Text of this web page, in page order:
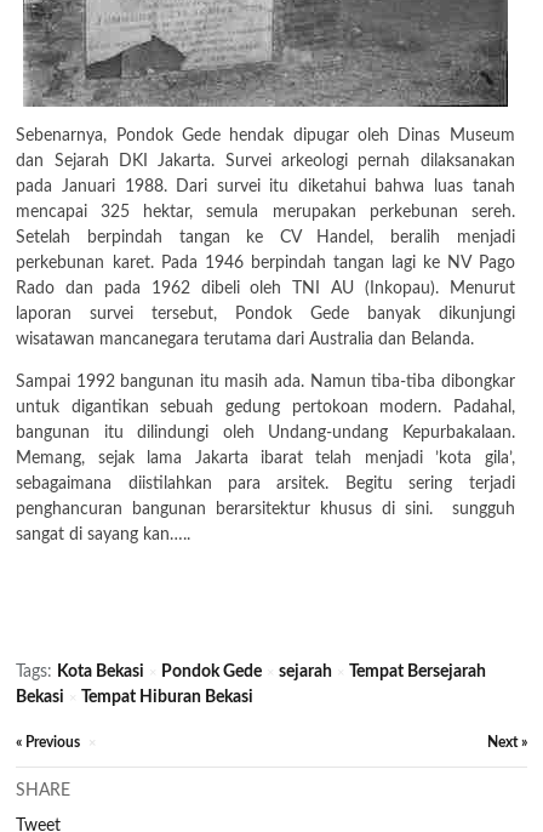
Sebenarnya, Pondok Gede hendak dipugar oleh Dinas Museum
dan Sejarah DKI Jakarta. Survei arkeologi pernah dilaksanakan
pada Januari 1988. Dari survei itu diketahui bahwa luas tanah
mencapai 325 hektar, semula merupakan perkebunan sereh.
Setelah berpindah tangan ke CV Handel, beralih menjadi
perkebunan karet. Pada 1946 berpindah tangan lagi ke NV Pago
Rado dan pada 1962 dibeli oleh TNI AU (Inkopau). Menurut
laporan survei tersebut, Pondok Gede banyak dikunjungi
wisatawan mancanegara terutama dari Australia dan Belanda.
Sampai 1992 bangunan itu masih ada. Namun tiba-tiba dibongkar
untuk digantikan sebuah gedung pertokoan modern. Padahal,
bangunan itu dilindungi oleh Undang-undang Kepurbakalaan.
Memang, sejak lama Jakarta ibarat telah menjadi ’kota gila’,
sebagaimana diistilahkan para arsitek. Begitu sering terjadi
penghancuran bangunan berarsitektur khusus di sini. sungguh
sangat di sayang kan…..
Tags: Kota Bekasi × Pondok Gede × sejarah × Tempat Bersejarah
Bekasi
× Tempat Hiburan Bekasi
« Previous × Next »
SHARE
Tweet